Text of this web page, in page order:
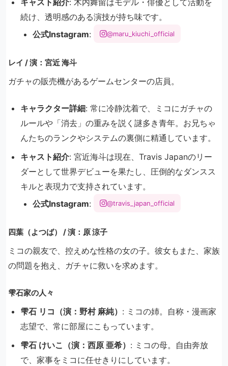
キャスト紹介: 木内舞留はモデル・俳優として活動を
続け、透明感のある演技が持ち味です。
公式Instagram: @maru_kiuchi_official
レイ / 演：宮近 海斗
ガチャの販売機があるゲームセンターの店員。
キャラクター詳細: 常に冷静沈着で、ミコにガチャの
ルールや「消去」の重みを説く謎多き青年。お兄ちゃ
んたちのランクやシステムの裏側に精通しています。
キャスト紹介: 宮近海斗は現在、Travis Japanのリー
ダーとして世界デビューを果たし、圧倒的なダンスス
キルと表現力で支持されています。
公式Instagram: @travis_japan_official
四葉（よつば） / 演：原 涼子
ミコの親友で、控えめな性格の女の子。彼女もまた、家族
の問題を抱え、ガチャに救いを求めます。
雫石家の人々
雫石 リコ（演：野村 麻純） : ミコの姉。自称・漫画家
志望で、常に部屋にこもっています。
雫石 けいこ（演：西原 亜希） : ミコの母。自由奔放
で、家事をミコに任せきりにしています。